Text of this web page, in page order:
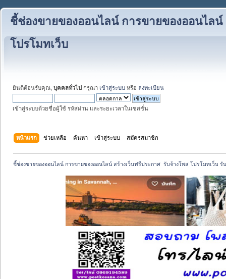
ชี้ช่องขายของออนไลน์ การขายของออนไลน์
โปรโมทเว็บ
ยินดีต้อนรับคุณ, บุคคลทั่วไป กรุณา เข้าสู่ระบบ หรือ ลงทะเบียน
เข้าสู่ระบบด้วยชื่อผู้ใช้ รหัสผ่าน และระยะเวลาในเซสชั่น
หน้าแรก ช่วยเหลือ ค้นหา เข้าสู่ระบบ สมัครสมาชิก
ชี้ช่องขายของออนไลน์ การขายของออนไลน์ สร้างเว็บฟรีประกาศ  รับจ้างโพส โปรโมทเว็บ รั